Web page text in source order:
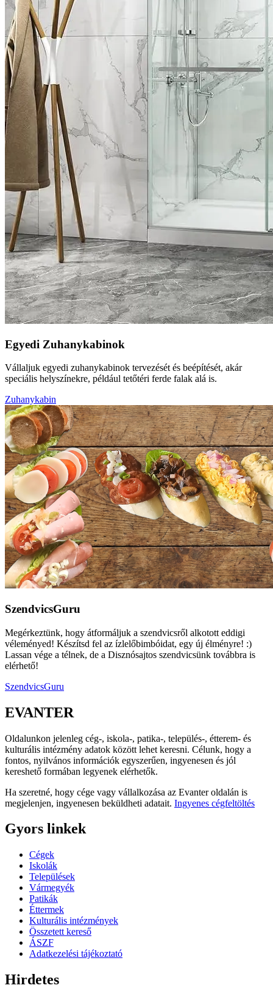
Egyedi Zuhanykabinok
Vállaljuk egyedi zuhanykabinok tervezését és beépítését, akár
speciális helyszínekre, például tetőtéri ferde falak alá is.
Zuhanykabin
SzendvicsGuru
Megérkeztünk, hogy átformáljuk a szendvicsről alkotott eddigi
véleményed! Készítsd fel az ízlelőbimbóidat, egy új élményre! :)
Lassan vége a télnek, de a Disznósajtos szendvicsünk továbbra is
elérhető!
SzendvicsGuru
EVANTER
Oldalunkon jelenleg cég-, iskola-, patika-, település-, étterem- és
kulturális intézmény adatok között lehet keresni. Célunk, hogy a
fontos, nyilvános információk egyszerűen, ingyenesen és jól
kereshető formában legyenek elérhetők.
Ha szeretné, hogy cége vagy vállalkozása az Evanter oldalán is
megjelenjen, ingyenesen beküldheti adatait. Ingyenes cégfeltöltés
Gyors linkek
Cégek
Iskolák
Települések
Vármegyék
Patikák
Éttermek
Kulturális intézmények
Összetett kereső
ÁSZF
Adatkezelési tájékoztató
Hirdetes